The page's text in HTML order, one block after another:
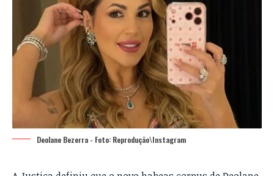
Deolane Bezerra - Foto: Reprodução\Instagram